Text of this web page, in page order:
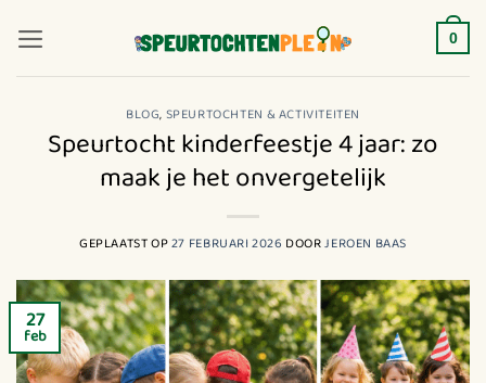
naar
inhoud
0
BLOG, SPEURTOCHTEN & ACTIVITEITEN
Speurtocht kinderfeestje 4 jaar: zo
maak je het onvergetelijk
GEPLAATST OP27 FEBRUARI 2026 DOORJEROEN BAAS
27
feb